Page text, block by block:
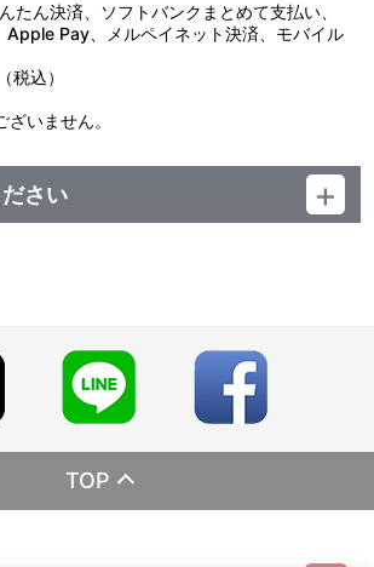
たん決済、ソフトバンクまとめて支払い、
Apple Pay、メルペイネット決済、モバイル
税込）
いません。
さい
等で販売する場合があります。
でご案内いたします。
月12日（金）～2026年6月25日（木）アト
トスペースにて開催の「『ラブライブ ！ シ
』ラブライブ ！ 蓮ノ空女学院スクールアイド
」グッズとなります。
TOP